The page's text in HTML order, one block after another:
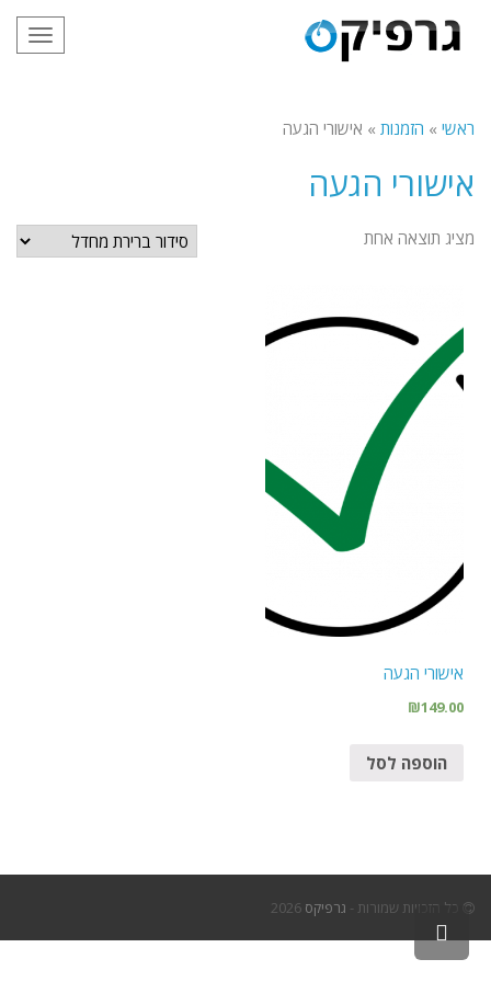
ראשי » הזמנות » אישורי הגעה
אישורי הגעה
מציג תוצאה אחת
אישורי הגעה
₪149.00
הוספה לסל
כל הזכויות שמורות - גרפיקס
גלילה
לראש